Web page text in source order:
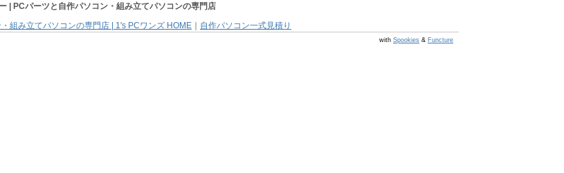
| PCパーツと自作パソコン・組み立てパソコンの専門店
組み立てパソコンの専門店 | 1's PCワンズ HOME
自作パソコン一式見積り
with Spookies & Functure